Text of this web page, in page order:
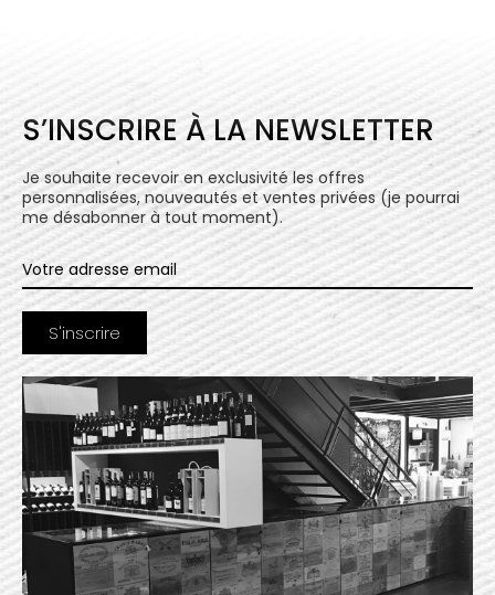
S’INSCRIRE À LA NEWSLETTER
Je souhaite recevoir en exclusivité les offres
personnalisées, nouveautés et ventes privées (je pourrai
me désabonner à tout moment).